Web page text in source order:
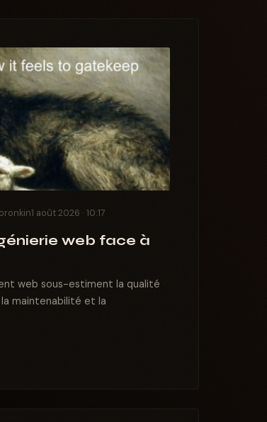
1 août 2026 · 10:17
web face à
web sous-estiment la qualité
la maintenabilité et la